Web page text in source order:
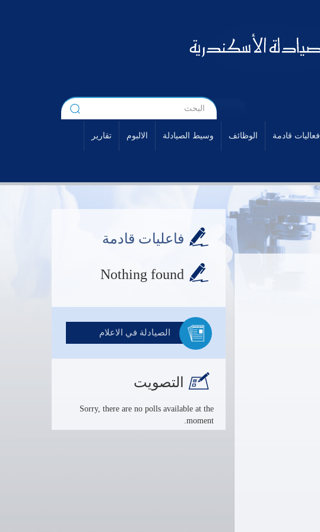
فعاليات قادمة الوظائف وسيط الصيادلة الالبوم تقارير
فاعليات قادمة
Nothing found
الصيادلة في الاعلام
التصويت
Sorry, there are no polls available at the
moment.